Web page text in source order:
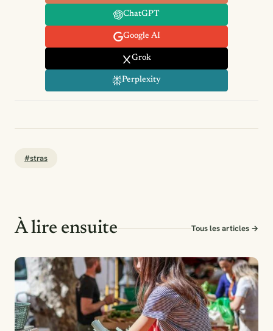
ChatGPT
Google AI
Grok
Perplexity
#stras
À lire ensuite Tous les articles →